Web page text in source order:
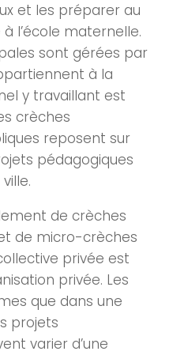
et les préparer au
l’école maternelle.
sont gérées par
à la
y travaillant est
crèches
reposent sur
pédagogiques
de crèches
de micro-crèches
privée est
privée. Les
que dans une
projets
varier d’une